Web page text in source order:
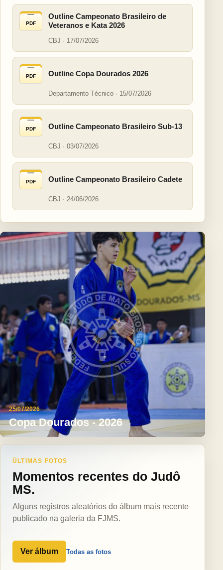
PDF
Outline Campeonato Brasileiro de
Veteranos e Kata 2026
CBJ · 17/07/2026
PDF Outline Copa Dourados 2026
Departamento Técnico · 15/07/2026
PDF Outline Campeonato Brasileiro Sub-13
CBJ · 03/07/2026
PDF Outline Campeonato Brasileiro Cadete
CBJ · 24/06/2026
25/07/2026
Copa Dourados - 2026
ÚLTIMAS FOTOS
Momentos recentes do Judô
MS.
Alguns registros aleatórios do álbum mais recente
publicado na galeria da FJMS.
Ver álbum Todas as fotos